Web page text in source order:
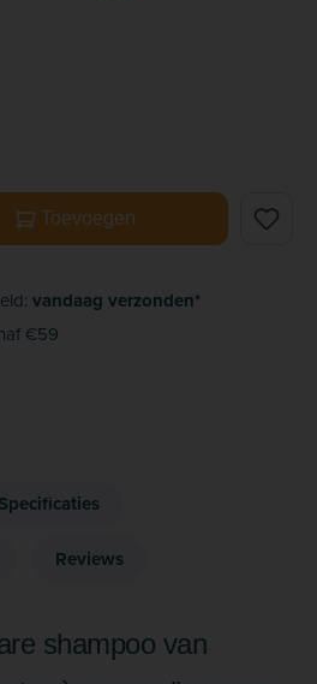
de gewenste hoeveelheid in of
Toevoegen
vandaag verzonden*
€59
Specificaties
Reviews
shampoo van